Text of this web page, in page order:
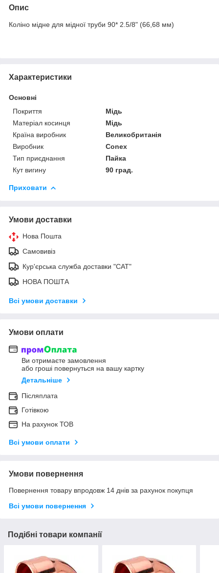
Опис
Коліно мідне для мідної труби 90* 2.5/8" (66,68 мм)
Характеристики
Основні
Покриття
Мідь
Матеріал косинця
Мідь
Країна виробник
Великобританія
Виробник
Conex
Тип приєднання
Пайка
Кут вигину
90 град.
Приховати
Умови доставки
Нова Пошта
Самовивіз
Кур'єрська служба доставки "САТ"
НОВА ПОШТА
Всі умови доставки
Умови оплати
Ви отримаєте замовлення
або гроші повернуться на вашу картку
Детальніше
Післяплата
Готівкою
На рахунок ТОВ
Всі умови оплати
Умови повернення
Повернення товару впродовж 14 днів за рахунок покупця
Всі умови повернення
Подібні товари компанії